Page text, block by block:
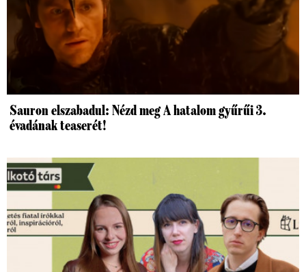
Sauron elszabadul: Nézd meg A hatalom gyűrűi 3.
évadának teaserét!